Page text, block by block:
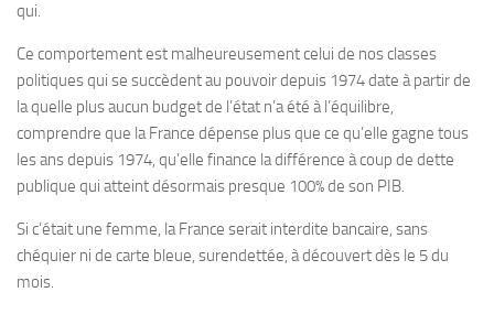
qui.
Ce comportement est malheureusement celui de nos classes
politiques qui se succèdent au pouvoir depuis 1974 date à partir de
la quelle plus aucun budget de l’état n’a été à l’équilibre,
comprendre que la France dépense plus que ce qu’elle gagne tous
les ans depuis 1974, qu’elle finance la différence à coup de dette
publique qui atteint désormais presque 100% de son PIB.
Si c’était une femme, la France serait interdite bancaire, sans
chéquier ni de carte bleue, surendettée, à découvert dès le 5 du
mois.